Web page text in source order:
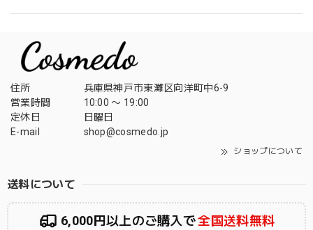
住所
兵庫県神戸市東灘区向洋町中6-9
営業時間
10:00 〜 19:00
定休日
日曜日
E-mail
shop@cosmedo.jp
ショップについて
送料について
6,000円以上のご購入で全国送料無料